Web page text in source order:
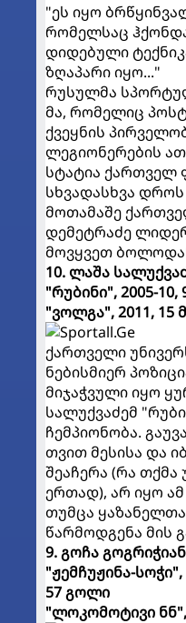
"ეს იყო
რომელსაც
დიდებული
ზღაპარი იყო..."
რუსულმა
მა, რომელიც
ქვეყნის
ლეგიონერების
სტატია ქართველ
სხვადასხვა
მოთამაშე
დემეტრაძე
მოვყვეთ
10. ლაშა
"რუბინი", 2005-
"ვოლგა", 2011, 15
ქართველი
ნებისმიერ
მიჯაჭვული იყო
სალუქვაძემ
ჩემპიონობა.
თვით მესისა და
შეაჩერა (რა
ერთად), არ იყო ამ
თუმცა
წარმოდგენა მის
9. გოჩა
"ჟემჩუჟინა-სოჭი",
57 გოლი
"ლოკომოტივი ნნ",